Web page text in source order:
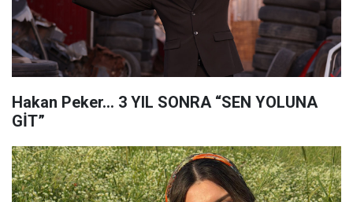
Hakan Peker… 3 YIL SONRA “SEN YOLUNA
GİT”